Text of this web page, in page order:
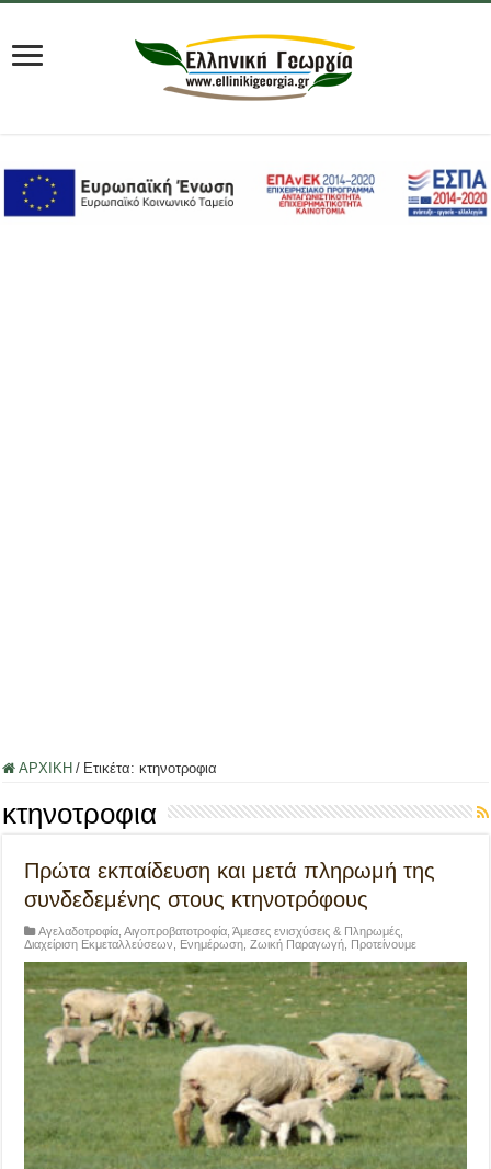
ΑΡΧΙΚΗ / Ετικέτα:κτηνοτροφια
κτηνοτροφια
Πρώτα εκπαίδευση και μετά πληρωμή της
συνδεδεμένης στους κτηνοτρόφους
Αγελαδοτροφία ,Αιγοπροβατοτροφία ,Άμεσες ενισχύσεις & Πληρωμές
Διαχείριση Εκμεταλλεύσεων
Ενημέρωση ,Ζωική Παραγωγή Προτείνουμε